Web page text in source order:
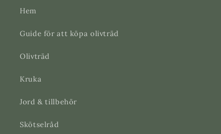
Hem
Guide för att köpa olivträd
Olivträd
Kruka
Jord & tillbehör
Skötselråd